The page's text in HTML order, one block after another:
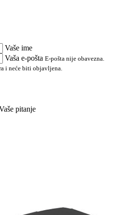
Vaše ime
Vaša e-pošta E-pošta nije obavezna.
i neće biti objavljena.
pitanje